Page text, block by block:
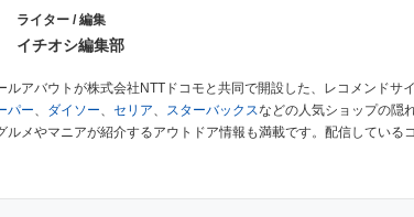
ライター / 編集
イチオシ編集部
ルアバウトが株式会社NTTドコモと共同で開設した、レコメンドサ
パー、 ダイソー、 セリア、 スターバックスなどの人気ショップの隠
ルメやマニアが紹介するアウトドア情報も満載です。配信している